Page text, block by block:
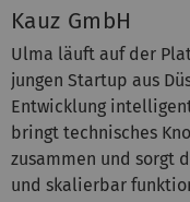
Kauz GmbH
Ulma läuft auf der
jungen Startup aus
Entwicklung
bringt technisches
zusammen und sorgt
und skalierbar